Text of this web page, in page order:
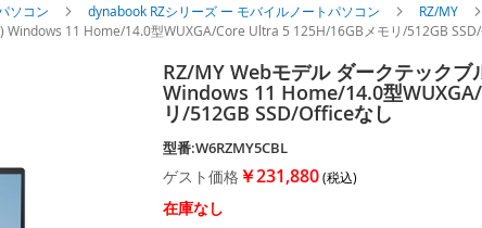
ソコン dynabook RZシリーズ ー モバイルノートパソコン
RZ/MY
Windows 11 Home/14.0型WUXGA/Core Ultra 5 125H/16GBメモリ/512GB
RZ/MY Webモデル ダークテックブ
Windows 11 Home/14.0型
リ/512GB SSD/Officeなし
型番:W6RZMY5CBL
ゲスト価格 ￥231,880
在庫なし